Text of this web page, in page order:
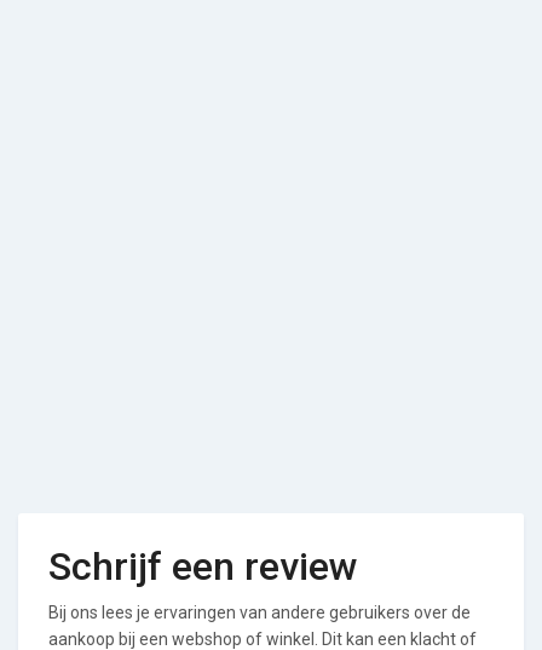
Schrijf een review
Bij ons lees je ervaringen van andere gebruikers over de
aankoop bij een webshop of winkel. Dit kan een klacht of